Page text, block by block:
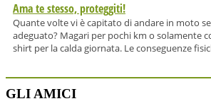
Ama te stesso, proteggiti!
Quante volte vi è capitato di andare in moto
adeguato? Magari per pochi km o solamente
shirt per la calda giornata. Le conseguenze
GLI AMICI